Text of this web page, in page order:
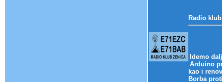
Radio
Idemo
Arduino
kao i
Borba